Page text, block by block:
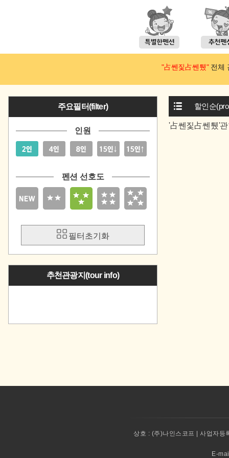
"占쎈짗占쎈퉸"전체
주요필터(filter)
인원
펜션 선호도
필터초기화
추천관광지(tour info)
할인순
'占쎈짗占쎈퉸'
상호 : (주)나인스코프 | 사업자
E-